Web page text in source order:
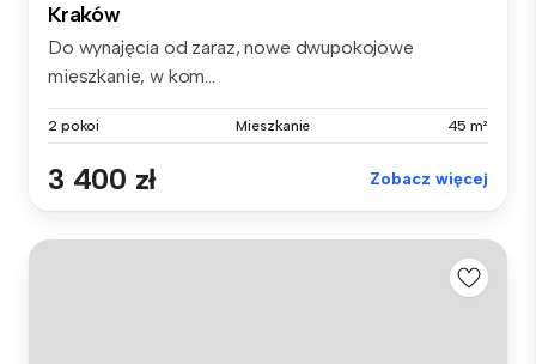
Kraków
Do wynajęcia od zaraz, nowe dwupokojowe
mieszkanie, w kom...
2 pokoi Mieszkanie 45 m²
3 400 zł Zobacz więcej